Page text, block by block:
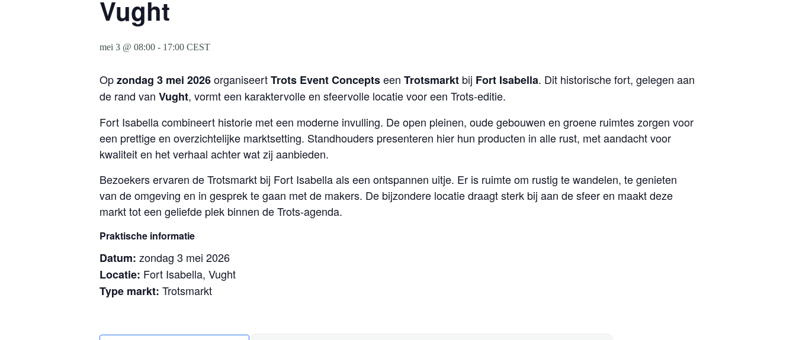
Vught
mei 3 @ 08:00 - 17:00 CEST
Opzondag 3 mei 2026organiseertTrots Event Conceptseen Trotsmarkt bij Fort Isabella. Dit historische fort, gelegen aan
de rand van Vught, vormt een karaktervolle en sfeervolle locatie voor een Trots-editie.
Fort Isabella combineert historie met een moderne invulling. De open pleinen, oude gebouwen en groene ruimtes zorgen voor
een prettige en overzichtelijke marktsetting. Standhouders presenteren hier hun producten in alle rust, met aandacht voor
kwaliteit en het verhaal achter wat zij aanbieden.
Bezoekers ervaren de Trotsmarkt bij Fort Isabella als een ontspannen uitje. Er is ruimte om rustig te wandelen, te genieten
van de omgeving en in gesprek te gaan met de makers. De bijzondere locatie draagt sterk bij aan de sfeer en maakt deze
markt tot een geliefde plek binnen de Trots-agenda.
Praktische informatie
Datum: zondag 3 mei 2026
Locatie: Fort Isabella, Vught
Type markt: Trotsmarkt